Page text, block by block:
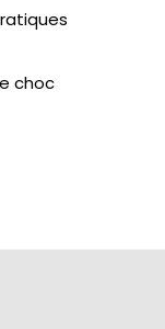
choc